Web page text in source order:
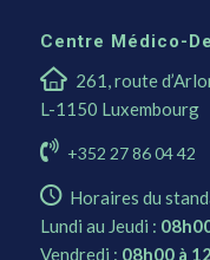
Centre Médico-
261, route
L-1150 Luxembourg
+352 27 86 04 42
Horaires du
Lundi au Jeudi :
Vendredi : 08h00 à